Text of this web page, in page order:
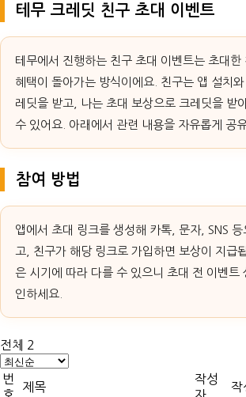
테무 크레딧 친구 초대 이벤트
테무에서 진행하는 친구 초대 이벤트는 초대한
혜택이 돌아가는 방식이에요. 친구는 앱 설치
레딧을 받고, 나는 초대 보상으로 크레딧을 받
수 있어요. 아래에서 관련 내용을 자유롭게 공
참여 방법
앱에서 초대 링크를 생성해 카톡, 문자, SNS 등
고, 친구가 해당 링크로 가입하면 보상이 지급
은 시기에 따라 다를 수 있으니 초대 전 이벤트
인하세요.
전체 2
번
제목
작성
작